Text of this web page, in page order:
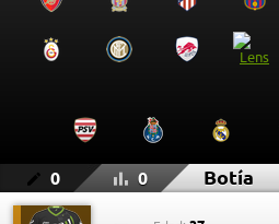
0 0 Botía